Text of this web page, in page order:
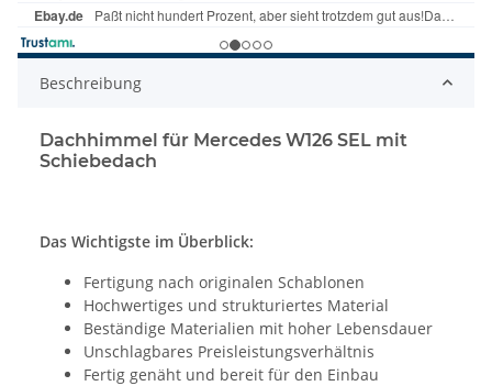
Beschreibung
Dachhimmel für Mercedes W126 SEL mit
Schiebedach
Das Wichtigste im Überblick:
Fertigung nach originalen Schablonen
Hochwertiges und strukturiertes Material
Beständige Materialien mit hoher Lebensdauer
Unschlagbares Preisleistungsverhältnis
Fertig genäht und bereit für den Einbau